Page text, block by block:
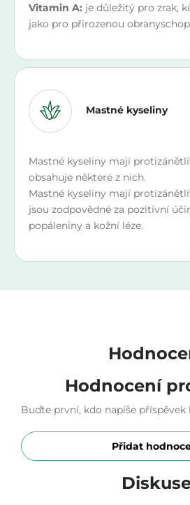
Vitamin A: je důležitý pro zrak,
jako pro přirozenou
Mastné kyseliny
Mastné kyseliny mají
obsahuje některé z nich.
Mastné kyseliny mají
jsou zodpovědné za pozitivní
popáleniny a kožní léze.
Hodnocení
Buďte první, kdo napíše příspěvek
Přidat